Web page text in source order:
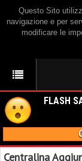
Questo Sito
navigazione e per
modificare le
FLASH
Centralina